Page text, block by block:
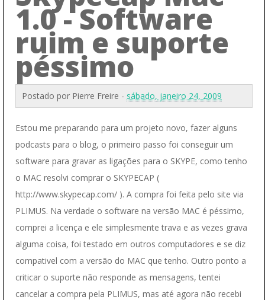
1.0 - Software
ruim e suporte
péssimo
Postado por Pierre Freire - sábado, janeiro 24, 2009
Estou me preparando para um projeto novo, fazer alguns
podcasts para o blog, o primeiro passo foi conseguir um
software para gravar as ligações para o SKYPE, como tenho
o MAC resolvi comprar o SKYPECAP (
http://www.skypecap.com/ ). A compra foi feita pelo site via
PLIMUS. Na verdade o software na versão MAC é péssimo,
comprei a licença e ele simplesmente trava e as vezes grava
alguma coisa, foi testado em outros computadores e se diz
compativel com a versão do MAC que tenho. Outro ponto a
criticar o suporte não responde as mensagens, tentei
cancelar a compra pela PLIMUS, mas até agora não recebi